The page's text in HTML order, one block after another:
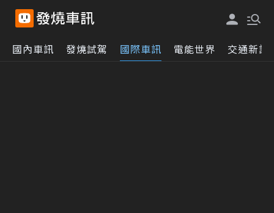
國內車訊 發燒試駕 國際車訊 電能世界 交通新訊